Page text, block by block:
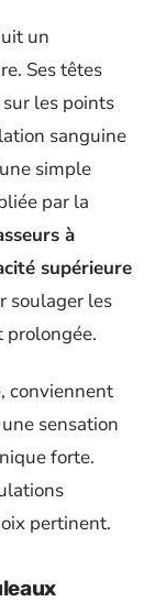
un
Ses têtes
les points
sanguine
simple
par la
à
supérieure
soulager les
prolongée.
conviennent
sensation
forte.
pertinent.